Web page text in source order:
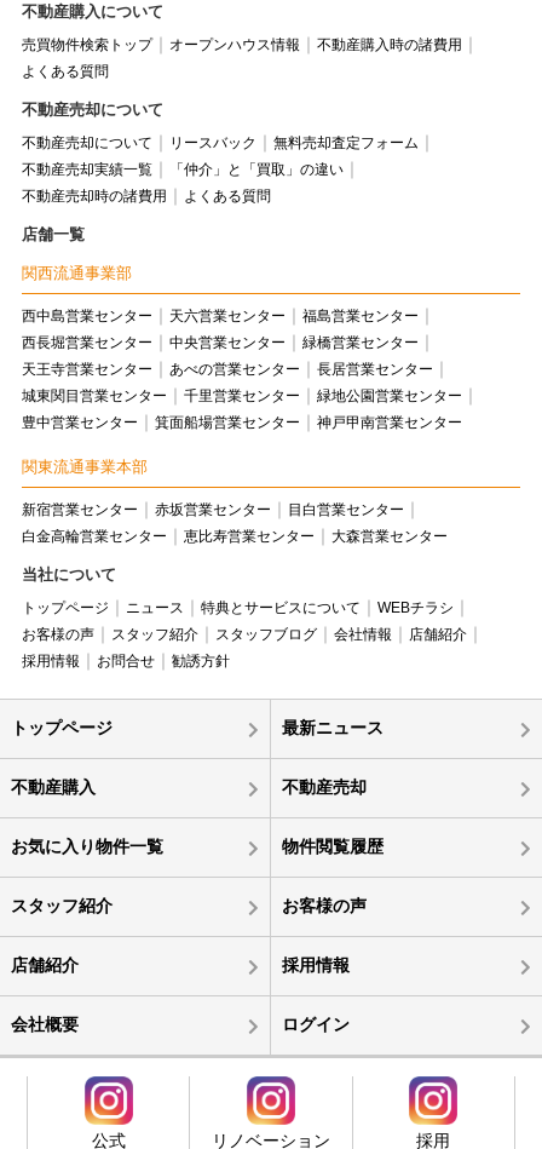
不動産購入について
売買物件検索トップ オープンハウス情報
不動産購入時の諸費用
よくある質問
不動産売却について
不動産売却について リースバック
無料売却査定フォーム
不動産売却実績一覧
「仲介」と「買取」の違い
不動産売却時の諸費用
よくある質問
店舗一覧
関西流通事業部
西中島営業センター 天六営業センター
福島営業センター
西長堀営業センター
中央営業センター
緑橋営業センター
天王寺営業センター
あべの営業センター
長居営業センター
城東関目営業センター
千里営業センター
緑地公園営業センター
豊中営業センター
箕面船場営業センター 神戸甲南営業センター
関東流通事業本部
新宿営業センター 赤坂営業センター
目白営業センター
白金高輪営業センター
恵比寿営業センター 大森営業センター
当社について
トップページ ニュース 特典とサービスについて
WEBチラシ
お客様の声
スタッフ紹介 スタッフブログ 会社情報
店舗紹介
採用情報
お問合せ 勧誘方針
トップページ 最新ニュース
不動産購入 不動産売却
お気に入り物件一覧 物件閲覧履歴
スタッフ紹介 お客様の声
店舗紹介 採用情報
会社概要 ログイン
公式 リノベーション 採用